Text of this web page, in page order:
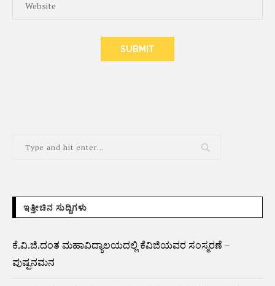
ಇತ್ತೀಚಿನ ಸುದ್ದಿಗಳು
ಕೆ.ವಿ.ಜಿ.ದಂತ ಮಹಾವಿದ್ಯಾಲಯದಲ್ಲಿ ಕೆವಿಜಿಯವರ ಸಂಸ್ಮರಣೆ –
ಪುಷ್ಪನಮನ